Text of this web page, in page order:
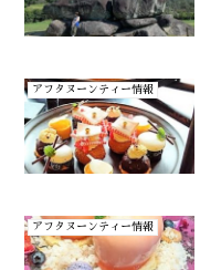
アフタヌーンティー情報
アフタヌーンティー情報